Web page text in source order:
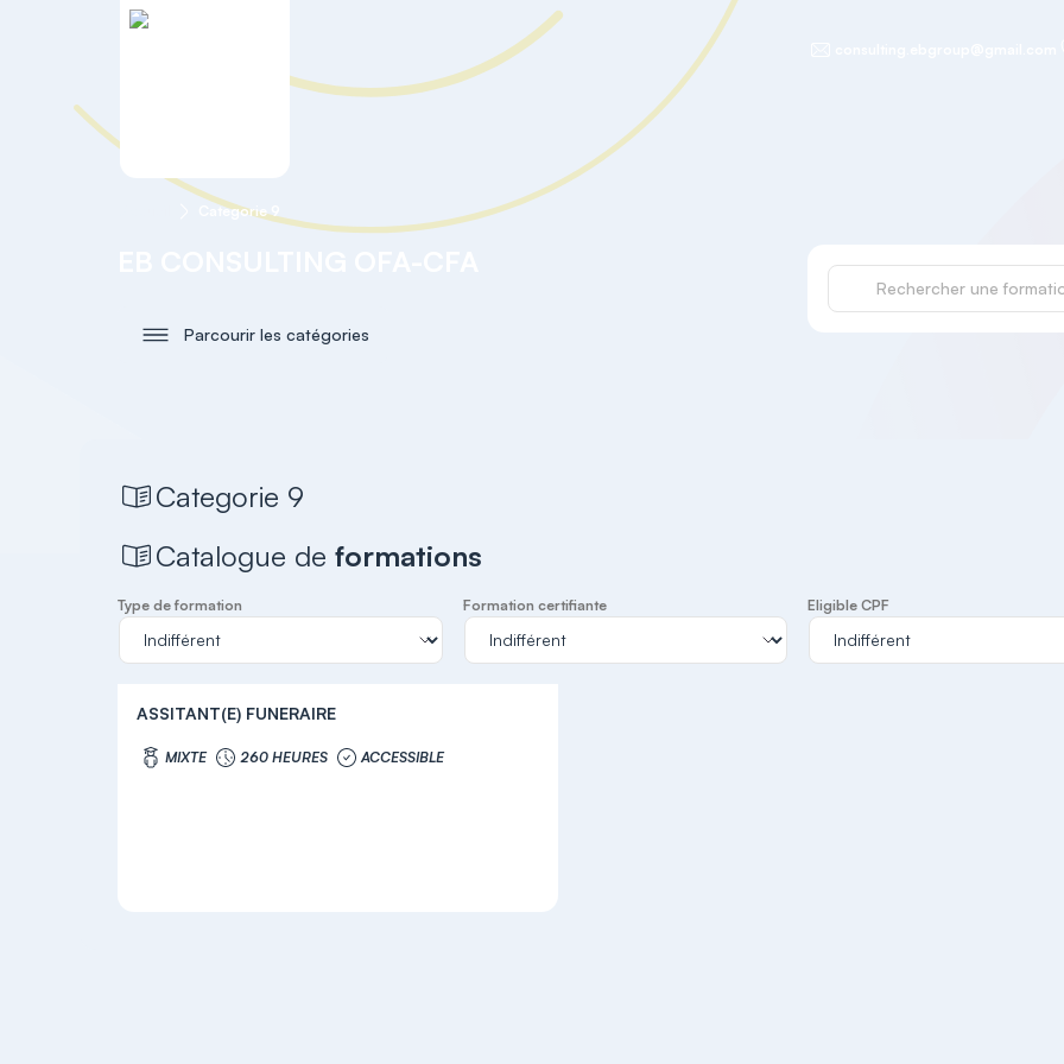
Categorie 9
Parcourir les catégories
Categorie 9
Catalogue deformations
Type de formation Formation certifiante Eligible CPF
ASSITANT(E) FUNERAIRE
MIXTE 260 HEURES ACCESSIBLE